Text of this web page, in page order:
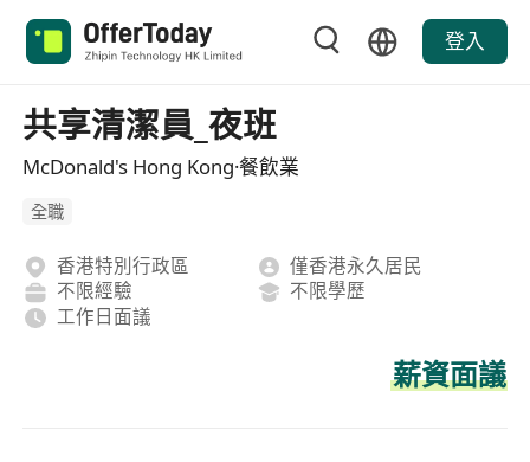
登入
共享清潔員_夜班
McDonald's Hong Kong·餐飲業
全職
香港特別行政區
僅香港永久居民
不限經驗
不限學歷
工作日面議
薪資面議